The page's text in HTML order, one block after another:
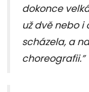
dokonce
už dvě nebo
scházela, a
choreografii.”